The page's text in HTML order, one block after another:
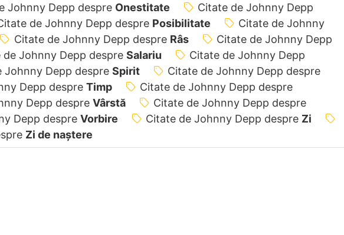
Johnny Depp despre Onestitate
Citate de Johnny Depp
de Johnny Depp despre Posibilitate
Citate de Johnny
Citate de Johnny Depp despre Râs
Citate de Johnny Depp
de Johnny Depp despre Salariu
Citate de Johnny Depp
Johnny Depp despre Spirit
Citate de Johnny Depp despre
Depp despre Timp
Citate de Johnny Depp despre
Depp despre Vârstă
Citate de Johnny Depp despre
Depp despre Vorbire Citate de Johnny Depp despre Zi
Zi de naștere